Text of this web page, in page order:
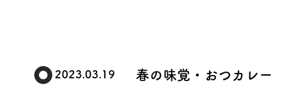
2023.03.19 春の味覚・おつカレー